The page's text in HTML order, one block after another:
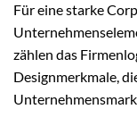
Für eine starke
zählen das
Designmerkmale,